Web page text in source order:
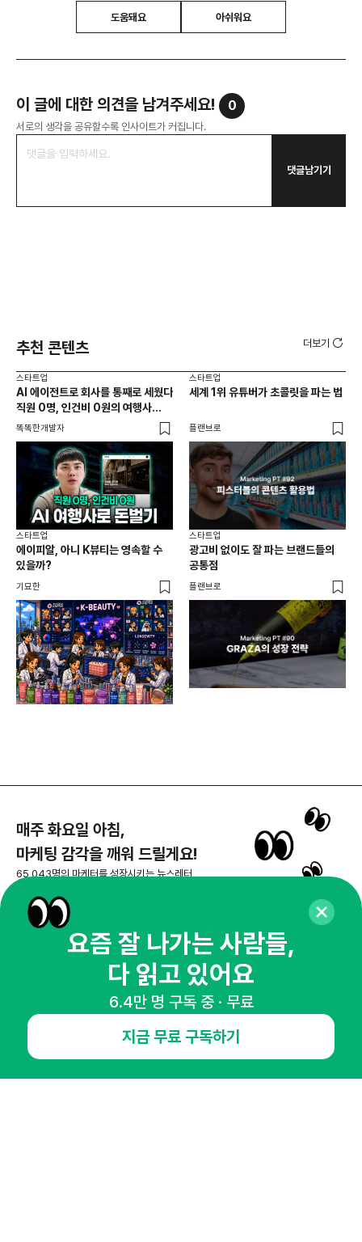
도움돼요 아쉬워요
이 글에 대한 의견을 남겨주세요! 0
서로의 생각을 공유할수록 인사이트가 커집니다.
댓글남기기
추천 콘텐츠 더보기
스타트업
AI 에이전트로 회사를 통째로 세웠다
직원 0명, 인건비 0원의 여행사
제작기
똑똑한개발자
스타트업
세계 1위 유튜버가 초콜릿을 파는 법
플랜브로
스타트업
에이피알, 아니 K뷰티는 영속할 수
있을까?
기묘한
스타트업
광고비 없이도 잘 파는 브랜드들의
공통점
플랜브로
매주 화요일 아침,
마케팅 감각을 깨워 드릴게요!
뉴스레터 구독하기
오픈애즈란
요즘 잘 나가는 사람들,
다 읽고 있어요
6.4만 명 구독 중 · 무료
지금 무료 구독하기